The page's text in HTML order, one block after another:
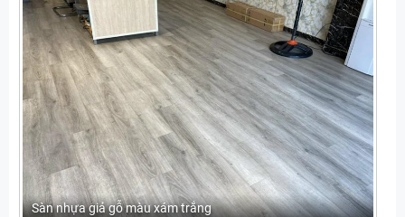
Sàn nhựa giả gỗ màu xám trắng